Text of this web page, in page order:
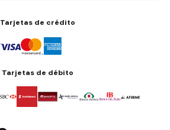
Tarjetas de crédito
Tarjetas de débito